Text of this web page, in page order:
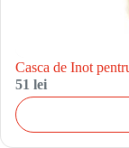
Casca de Inot
51 lei